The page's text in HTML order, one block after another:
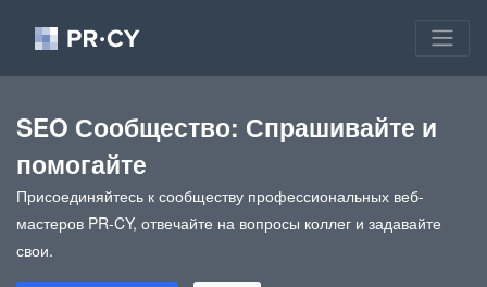
SEO Сообщество: Спрашивайте и
помогайте
Присоединяйтесь к сообществу профессиональных веб-
мастеров PR-CY, отвечайте на вопросы коллег и задавайте
свои.